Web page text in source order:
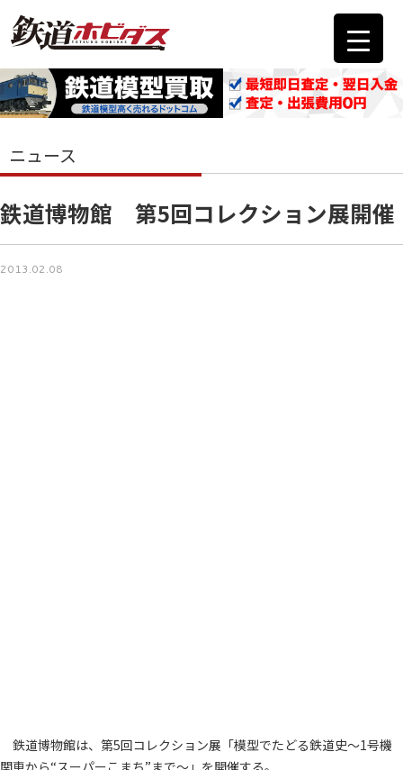
ニュース
鉄道博物館 第5回コレクション展開催
2013.02.08
鉄道博物館は、第5回コレクション展「模型でたどる鉄道史～1号機